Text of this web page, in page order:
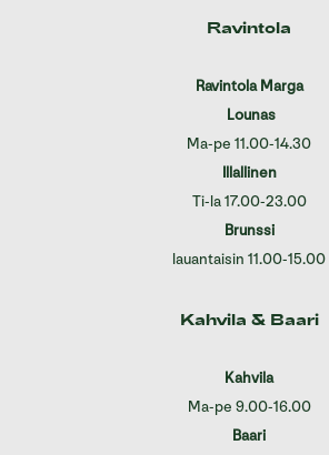
Ravintola
Ravintola Marga
Lounas
Ma-pe 11.00-14.30
Illallinen
Ti-la 17.00-23.00
Brunssi
lauantaisin 11.00-15.00
Kahvila & Baari
Kahvila
Ma-pe 9.00-16.00
Baari